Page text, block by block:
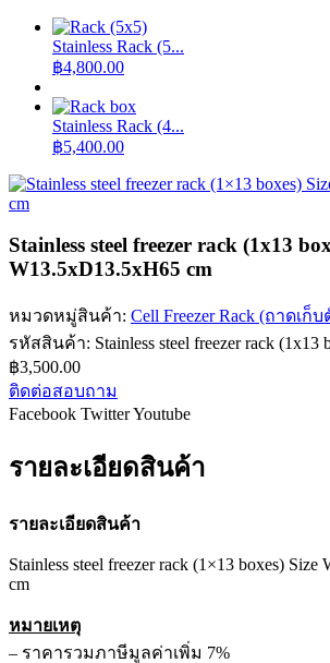
Stainless Rack (5...
฿4,800.00
Stainless Rack (4...
฿5,400.00
Stainless steel freezer rack (1x13
W13.5xD13.5xH65 cm
หมวดหมู่สินค้า: Cell Freezer Rack (ถาดเก็
รหัสสินค้า: Stainless steel freezer rack (1x13
฿3,500.00
ติดต่อสอบถาม
Facebook TwitterYoutube
รายละเอียดสินค้า
รายละเอียดสินค้า
Stainless steel freezer rack (1×13 boxes)
cm
หมายเหตุ
– ราคารวมภาษีมูลค่าเพิ่ม 7%